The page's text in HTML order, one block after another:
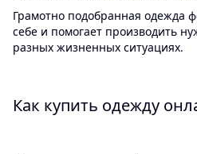
Грамотно подобранная одежда
себе и помогает производить
разных жизненных ситуациях.
Как купить одежду